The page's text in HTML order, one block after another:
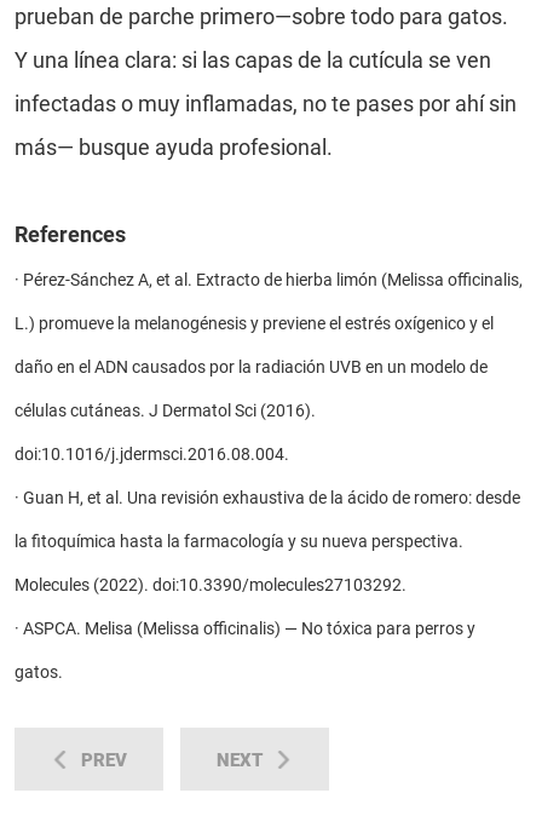
prueban de parche primero—sobre todo para gatos.
Y una línea clara: si las capas de la cutícula se ven
infectadas o muy inflamadas, no te pases por ahí sin
más— busque ayuda profesional.
References
· Pérez-Sánchez A, et al. Extracto de hierba limón (Melissa officinalis,
L.) promueve la melanogénesis y previene el estrés oxígenico y el
daño en el ADN causados por la radiación UVB en un modelo de
células cutáneas. J Dermatol Sci (2016).
doi:10.1016/j.jdermsci.2016.08.004.
· Guan H, et al. Una revisión exhaustiva de la ácido de romero: desde
la fitoquímica hasta la farmacología y su nueva perspectiva.
Molecules (2022). doi:10.3390/molecules27103292.
· ASPCA. Melisa (Melissa officinalis) — No tóxica para perros y
gatos.
PREV NEXT